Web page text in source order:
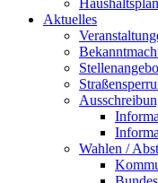
Aktuelles
Wahlen /